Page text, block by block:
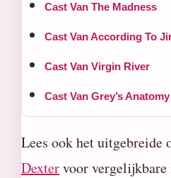
Cast Van The Madness
Cast Van According To
Cast Van Virgin River
Cast Van Grey’s Anatomy
Lees ook het uitgebreide
Dextervoor